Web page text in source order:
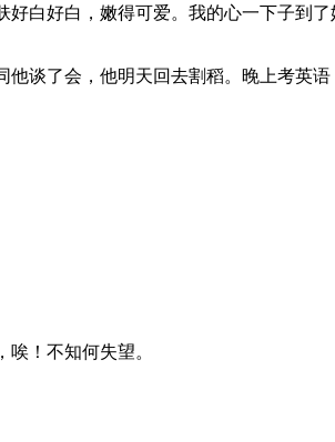
白好白，嫩得可爱。我的心一下子到了
谈了会，他明天回去割稻。晚上考英语
！不知何失望。